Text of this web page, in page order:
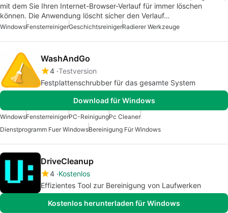
mit dem Sie Ihren Internet-Browser-Verlauf für immer löschen
können. Die Anwendung löscht sicher den Verlauf…
WindowsFensterreinigerGeschichtsreinigerRadierer Werkzeuge
WashAndGo
4 Testversion
Festplattenschrubber für das gesamte System
Download für Windows
WindowsFensterreinigerPC-ReinigungPc Cleaner
Dienstprogramm Fuer WindowsBereinigung Für Windows
DriveCleanup
4 Kostenlos
Effizientes Tool zur Bereinigung von Laufwerken
Kostenlos herunterladen für Windows